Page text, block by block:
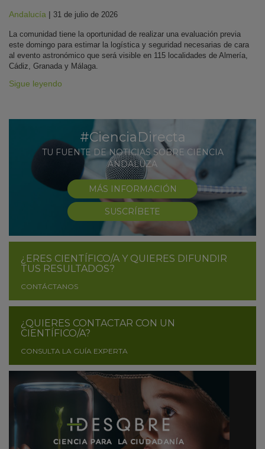
Andalucía | 31 de julio de 2026
La comunidad tiene la oportunidad de realizar una evaluación previa
este domingo para estimar la logística y seguridad necesarias de cara
al evento astronómico que será visible en 115 localidades de Almería,
Cádiz, Granada y Málaga.
Sigue leyendo
#CienciaDirecta
TU FUENTE DE NOTICIAS SOBRE CIENCIA
ANDALUZA
MÁS INFORMACIÓN
SUSCRÍBETE
¿ERES CIENTÍFICO/A Y QUIERES DIFUNDIR
TUS RESULTADOS?
CONTÁCTANOS
¿QUIERES CONTACTAR CON UN
CIENTÍFICO/A?
CONSULTA LA GUÍA EXPERTA